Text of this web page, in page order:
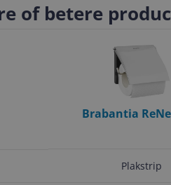
of betere
Brabantia
Plakstrip